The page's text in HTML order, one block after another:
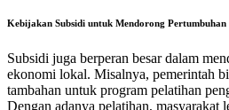
Kebijakan Subsidi untuk Mendorong Pertumbuhan
Subsidi juga berperan besar dalam
ekonomi lokal. Misalnya, pemerintah
tambahan untuk program pelatihan
Dengan adanya pelatihan, masyarakat